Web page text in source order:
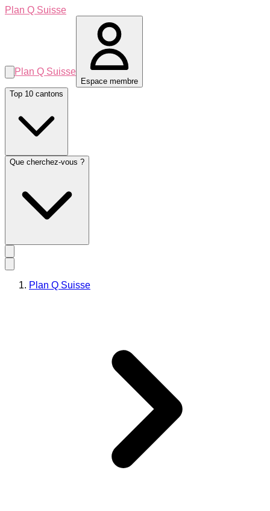
Plan Q Suisse
Plan Q Suisse
Espace membre
Top 10 cantons
Que cherchez-vous ?
Plan Q Suisse